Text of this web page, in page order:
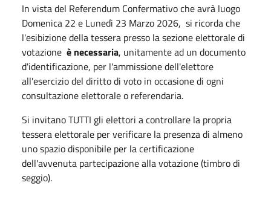
In vista del Referendum Confermativo che avrà luogo
Domenica 22 e Lunedì 23 Marzo 2026, si ricorda che
l'esibizione della tessera presso la sezione elettorale di
votazione è necessaria, unitamente ad un documento
d'identificazione, per l'ammissione dell'elettore
all'esercizio del diritto di voto in occasione di ogni
consultazione elettorale o referendaria.
Si invitano TUTTI gli elettori a controllare la propria
tessera elettorale per verificare la presenza di almeno
uno spazio disponibile per la certificazione
dell'avvenuta partecipazione alla votazione (timbro di
seggio).